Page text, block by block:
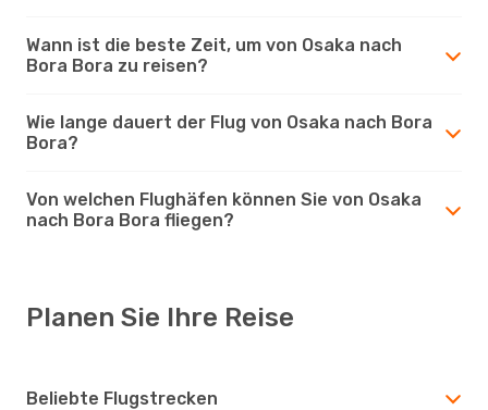
Wann ist die beste Zeit, um von Osaka nach
Bora Bora zu reisen?
Wie lange dauert der Flug von Osaka nach Bora
Bora?
Von welchen Flughäfen können Sie von Osaka
nach Bora Bora fliegen?
Planen Sie Ihre Reise
Beliebte Flugstrecken